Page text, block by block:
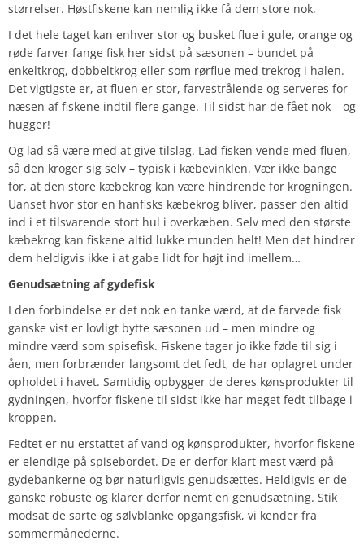
størrelser. Høstfiskene kan nemlig ikke få dem store nok.
I det hele taget kan enhver stor og busket flue i gule, orange og
røde farver fange fisk her sidst på sæsonen – bundet på
enkeltkrog, dobbeltkrog eller som rørflue med trekrog i halen.
Det vigtigste er, at fluen er stor, farvestrålende og serveres for
næsen af fiskene indtil flere gange. Til sidst har de fået nok – og
hugger!
Og lad så være med at give tilslag. Lad fisken vende med fluen,
så den kroger sig selv – typisk i kæbevinklen. Vær ikke bange
for, at den store kæbekrog kan være hindrende for krogningen.
Uanset hvor stor en hanfisks kæbekrog bliver, passer den altid
ind i et tilsvarende stort hul i overkæben. Selv med den største
kæbekrog kan fiskene altid lukke munden helt! Men det hindrer
dem heldigvis ikke i at gabe lidt for højt ind imellem…
Genudsætning af gydefisk
I den forbindelse er det nok en tanke værd, at de farvede fisk
ganske vist er lovligt bytte sæsonen ud – men mindre og
mindre værd som spisefisk. Fiskene tager jo ikke føde til sig i
åen, men forbrænder langsomt det fedt, de har oplagret under
opholdet i havet. Samtidig opbygger de deres kønsprodukter til
gydningen, hvorfor fiskene til sidst ikke har meget fedt tilbage i
kroppen.
Fedtet er nu erstattet af vand og kønsprodukter, hvorfor fiskene
er elendige på spisebordet. De er derfor klart mest værd på
gydebankerne og bør naturligvis genudsættes. Heldigvis er de
ganske robuste og klarer derfor nemt en genudsætning. Stik
modsat de sarte og sølvblanke opgangsfisk, vi kender fra
sommermånederne.